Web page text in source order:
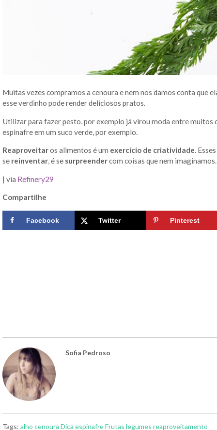
Muitas vezes compramos a cenoura e nem nos damos conta que
esse verdinho pode render deliciosos pratos.
Utilizar para fazer pesto, por exemplo já virou moda entre muitos
espinafre em um suco verde, por exemplo.
Reaproveitaros alimentos é um exercício de criatividade.
se reinventar, é se surpreendercom coisas que nem
| via Refinery29
Compartilhe
Facebook Twitter Pinterest
Sofia Pedroso
Tags: alho cenoura Dica espinafreFrutas legumes reaproveitamento